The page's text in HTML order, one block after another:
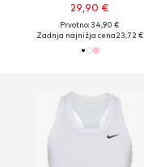
29,90 €
Prvotno: 34,90 €
Zadnja najnižja cena23,72 €